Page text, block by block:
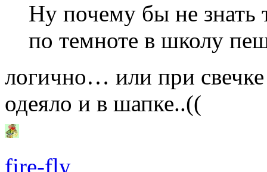
Ну почему бы не знать
по темноте в школу
логично… или при
одеяло и в шапке..((
fire-fly